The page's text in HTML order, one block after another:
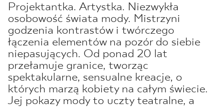
Projektantka. Artystka. Niezwykła
osobowość świata mody. Mistrzyni
godzenia kontrastów i twórczego
łączenia elementów na pozór do siebie
niepasujących. Od ponad 20 lat
przełamuje granice, tworząc
spektakularne, sensualne kreacje, o
których marzą kobiety na całym świecie.
Jej pokazy mody to uczty teatralne, a